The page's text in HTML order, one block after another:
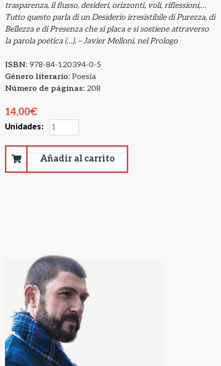
trasparenza, il flusso, desideri, orizzonti, voli, riflessioni,…
Tutto questo parla di un Desiderio irresistibile di Purezza, di
Bellezza e di Presenza che si placa e si sostiene attraverso
la parola poética (…). – Javier Melloni, nel Prologo
ISBN: 978-84-120394-0-5
Género literario: Poesía
Número de páginas: 208
14,00€
Añadir al carrito